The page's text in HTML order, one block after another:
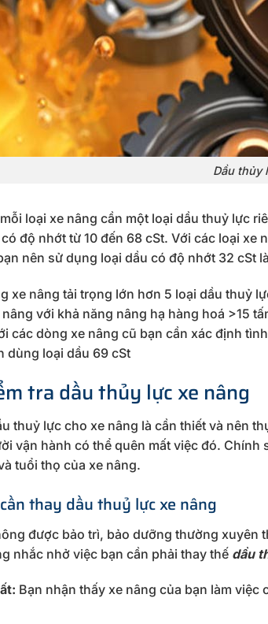
Dầu thủy
loại xe nâng cần một loại dầu thuỷ lực
độ nhớt từ 10 đến 68 cSt. Với các loại
nên sử dụng loại dầu có độ nhớt 32 cSt
xe nâng tải trọng lớn hơn 5 loại dầu thuỷ
với khả năng nâng hạ hàng hoá >15
các dòng xe nâng cũ bạn cần xác định
dùng loại dầu 69 cSt
tra dầu thủy lực xe nâng
thuỷ lực cho xe nâng là cần thiết và nên
vận hành có thể quên mất việc đó.
tuổi thọ của xe nâng.
thay dầu thuỷ lực xe nâng
được bảo trì, bảo dưỡng thường xuyên
nhắc nhở việc bạn cần phải thay thế dầu
Bạn nhận thấy xe nâng của bạn làm